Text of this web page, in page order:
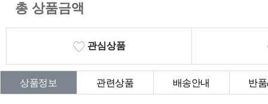
총 상품금액
관심상품
상품정보 관련상품 배송안내 반